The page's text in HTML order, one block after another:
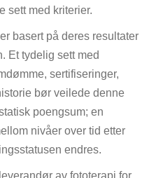
sett med kriterier.
basert på deres resultater
Et tydelig sett med
sertifiseringer,
bør veilede denne
poengsum; en
nivåer over tid etter
endres.